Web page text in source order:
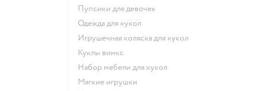
Пупсики для девочек
Одежда для кукол
Игрушечная коляска для кукол
Куклы винкс
Набор мебели для кукол
Мягкие игрушки